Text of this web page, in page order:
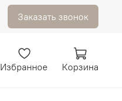
Заказать звонок
Избранное Корзина